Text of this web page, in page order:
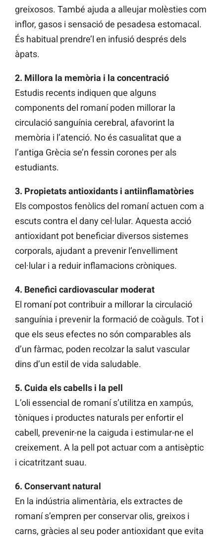
greixosos. També ajuda a alleujar molèsties com
inflor, gasos i sensació de pesadesa estomacal.
És habitual prendre’l en infusió després dels
àpats.
2. Millora la memòria i la concentració
Estudis recents indiquen que alguns
components del romaní poden millorar la
circulació sanguínia cerebral, afavorint la
memòria i l’atenció. No és casualitat que a
l’antiga Grècia se’n fessin corones per als
estudiants.
3. Propietats antioxidants i antiinflamatòries
Els compostos fenòlics del romaní actuen com a
escuts contra el dany cel·lular. Aquesta acció
antioxidant pot beneficiar diversos sistemes
corporals, ajudant a prevenir l’envelliment
cel·lular i a reduir inflamacions cròniques.
4. Benefici cardiovascular moderat
El romaní pot contribuir a millorar la circulació
sanguínia i prevenir la formació de coàguls. Tot i
que els seus efectes no són comparables als
d’un fàrmac, poden recolzar la salut vascular
dins d’un estil de vida saludable.
5. Cuida els cabells i la pell
L’oli essencial de romaní s’utilitza en xampús,
tòniques i productes naturals per enfortir el
cabell, prevenir-ne la caiguda i estimular-ne el
creixement. A la pell pot actuar com a antisèptic
i cicatritzant suau.
6. Conservant natural
En la indústria alimentària, els extractes de
romaní s’empren per conservar olis, greixos i
carns, gràcies al seu poder antioxidant que evita